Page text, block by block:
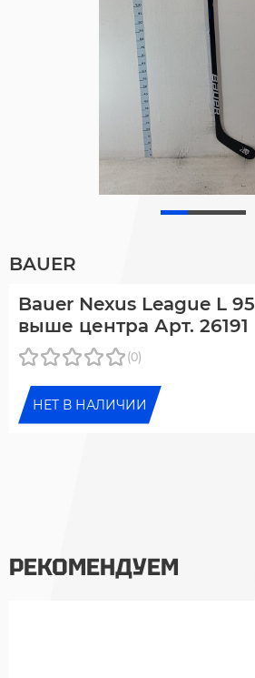
BAUER
Bauer Nexus League L
выше центра Арт. 26191
(0)
НЕТ В НАЛИЧИИ
РЕКОМЕНДУЕМ